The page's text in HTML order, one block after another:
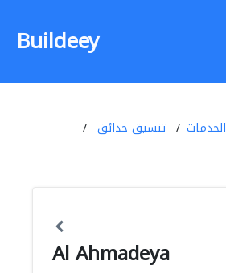
Buildeey
الخدمات
تنسيق حدائق
Al Ahmadeya